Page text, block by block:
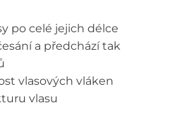
po celé jejich délce
a předchází tak
vlasových vláken
vlasu